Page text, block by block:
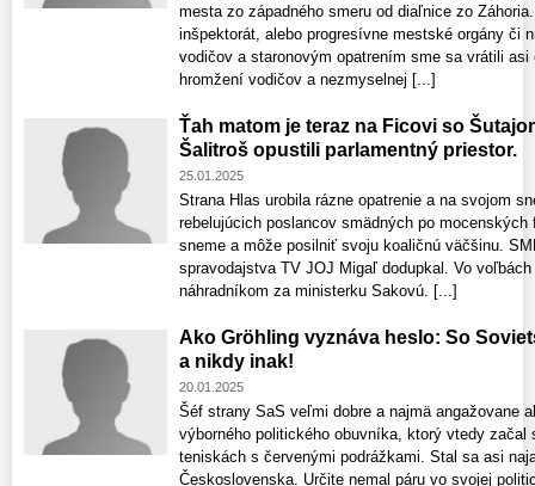
mesta zo západného smeru od diaľnice zo
inšpektorát, alebo progresívne mestské orgány či
vodičov a staronovým opatrením sme sa vrátili
hromžení vodičov a nezmyselnej [...]
Ťah matom je teraz na Ficovi so
Šalitroš opustili parlamentný priestor.
25.01.2025
Strana Hlas urobila rázne opatrenie a na svojom
rebelujúcich poslancov smädných po
sneme a môže posilniť svoju koaličnú väčšinu.
spravodajstva TV JOJ Migaľ dodupkal. Vo
náhradníkom za ministerku Sakovú. [...]
Ako Gröhling vyznáva heslo: So
a nikdy inak!
20.01.2025
Šéf strany SaS veľmi dobre a najmä angažovane
výborného politického obuvníka, ktorý vtedy začal
teniskách s červenými podrážkami. Stal sa asi
Československa. Určite nemal páru vo svojej